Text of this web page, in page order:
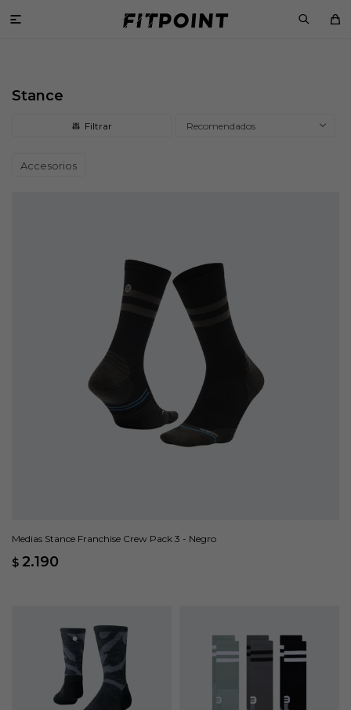

Stance
Recomendados
Accesorios
Medias Stance Franchise Crew Pack 3 - Negro
$ 2.190